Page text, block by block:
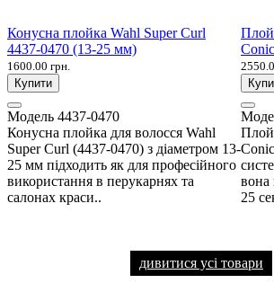
Конусна плойка Wahl Super Curl
4437-0470 (13-25 мм)
1600.00 грн.
Купити
Модель 4437-0470
Конусна плойка для волосся Wahl
Super Curl (4437-0470) з діаметром 13-
25 мм підходить як для професійного
використання в перукарнях та
салонах краси..
вона
25
дивитися усі товари